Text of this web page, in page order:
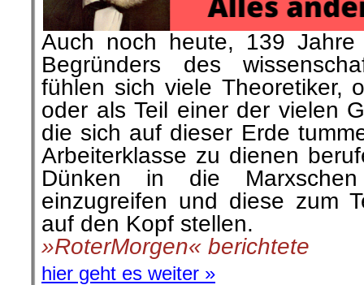
Auch noch heute, 139
Begründers des
fühlen sich viele Theoretiker,
oder als Teil einer der vielen
die sich auf dieser Erde
Arbeiterklasse zu dienen
Dünken in die Marxschen
einzugreifen und diese zum
auf den Kopf stellen.
»RoterMorgen« berichtete
hier geht es weiter »